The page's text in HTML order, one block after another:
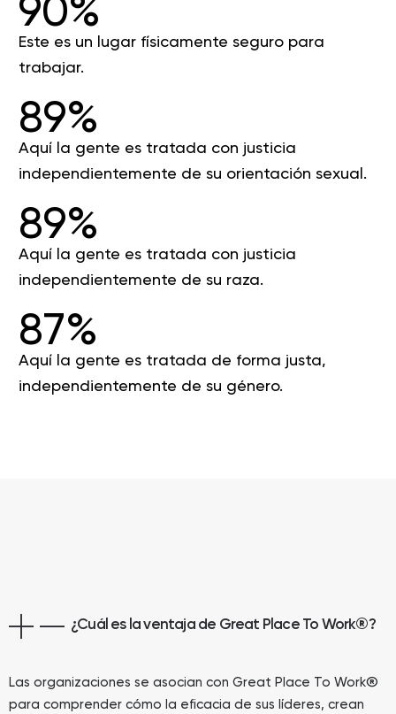
90%
Este es un lugar físicamente seguro para
trabajar.
89%
Aquí la gente es tratada con justicia
independientemente de su orientación sexual.
89%
Aquí la gente es tratada con justicia
independientemente de su raza.
87%
Aquí la gente es tratada de forma justa,
independientemente de su género.
¿Cuál es la ventaja de Great Place To Work®?
Las organizaciones se asocian con Great Place To Work®
para comprender cómo la eficacia de sus líderes, crean